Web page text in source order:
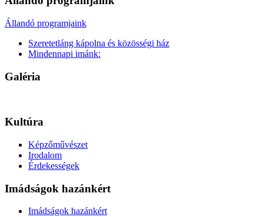
Állandó programjaink
Szeretetláng kápolna és közösségi ház
Mindennapi imánk:
Galéria
Kultúra
Képzőművészet
Irodalom
Érdekességek
Imádságok hazánkért
Imádságok hazánkért